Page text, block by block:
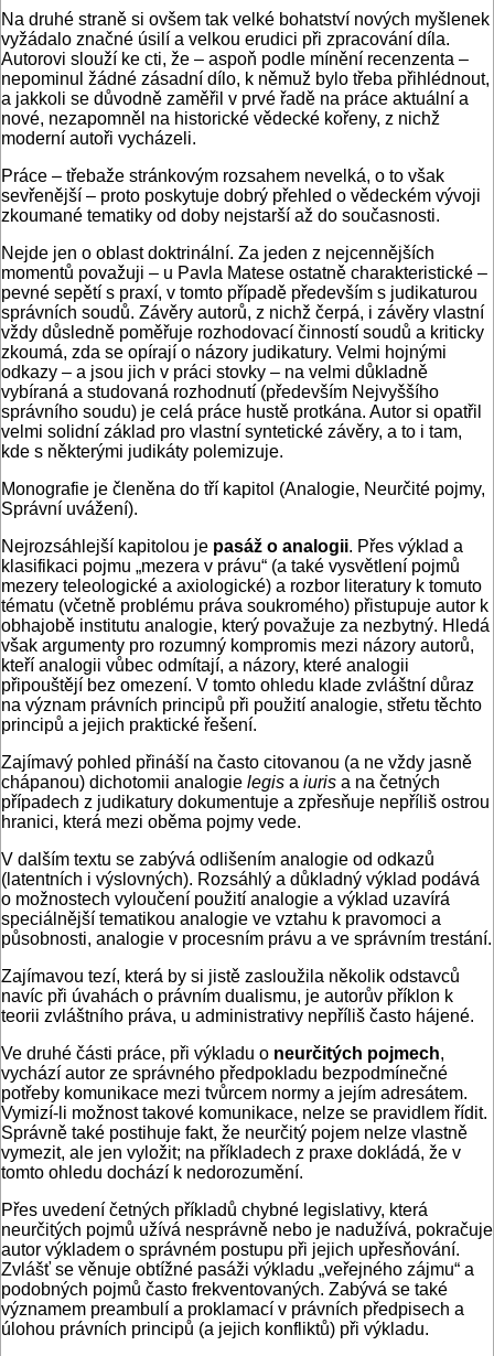
Na druhé straně si ovšem tak velké bohatství nových myšlenek
vyžádalo značné úsilí a velkou erudici při zpracování díla.
Autorovi slouží ke cti, že – aspoň podle mínění recenzenta –
nepominul žádné zásadní dílo, k němuž bylo třeba přihlédnout,
a jakkoli se důvodně zaměřil v prvé řadě na práce aktuální a
nové, nezapomněl na historické vědecké kořeny, z nichž
moderní autoři vycházeli.
Práce – třebaže stránkovým rozsahem nevelká, o to však
sevřenější – proto poskytuje dobrý přehled o vědeckém vývoji
zkoumané tematiky od doby nejstarší až do současnosti.
Nejde jen o oblast doktrinální. Za jeden z nejcennějších
momentů považuji – u Pavla Matese ostatně charakteristické –
pevné sepětí s praxí, v tomto případě především s judikaturou
správních soudů. Závěry autorů, z nichž čerpá, i závěry vlastní
vždy důsledně poměřuje rozhodovací činností soudů a kriticky
zkoumá, zda se opírají o názory judikatury. Velmi hojnými
odkazy – a jsou jich v práci stovky – na velmi důkladně
vybíraná a studovaná rozhodnutí (především Nejvyššího
správního soudu) je celá práce hustě protkána. Autor si opatřil
velmi solidní základ pro vlastní syntetické závěry, a to i tam,
kde s některými judikáty polemizuje.
Monografie je členěna do tří kapitol (Analogie, Neurčité pojmy,
Správní uvážení).
Nejrozsáhlejší kapitolou je pasáž o analogii. Přes výklad a
klasifikaci pojmu „mezera v právu“ (a také vysvětlení pojmů
mezery teleologické a axiologické) a rozbor literatury k tomuto
tématu (včetně problému práva soukromého) přistupuje autor k
obhajobě institutu analogie, který považuje za nezbytný. Hledá
však argumenty pro rozumný kompromis mezi názory autorů,
kteří analogii vůbec odmítají, a názory, které analogii
připouštějí bez omezení. V tomto ohledu klade zvláštní důraz
na význam právních principů při použití analogie, střetu těchto
principů a jejich praktické řešení.
Zajímavý pohled přináší na často citovanou (a ne vždy jasně
chápanou) dichotomii analogie legis a iuris a na četných
případech z judikatury dokumentuje a zpřesňuje nepříliš ostrou
hranici, která mezi oběma pojmy vede.
V dalším textu se zabývá odlišením analogie od odkazů
(latentních i výslovných). Rozsáhlý a důkladný výklad podává
o možnostech vyloučení použití analogie a výklad uzavírá
speciálnější tematikou analogie ve vztahu k pravomoci a
působnosti, analogie v procesním právu a ve správním trestání.
Zajímavou tezí, která by si jistě zasloužila několik odstavců
navíc při úvahách o právním dualismu, je autorův příklon k
teorii zvláštního práva, u administrativy nepříliš často hájené.
Ve druhé části práce, při výkladu o neurčitých pojmech,
vychází autor ze správného předpokladu bezpodmínečné
potřeby komunikace mezi tvůrcem normy a jejím adresátem.
Vymizí-li možnost takové komunikace, nelze se pravidlem řídit.
Správně také postihuje fakt, že neurčitý pojem nelze vlastně
vymezit, ale jen vyložit; na příkladech z praxe dokládá, že v
tomto ohledu dochází k nedorozumění.
Přes uvedení četných příkladů chybné legislativy, která
neurčitých pojmů užívá nesprávně nebo je nadužívá, pokračuje
autor výkladem o správném postupu při jejich upřesňování.
Zvlášť se věnuje obtížné pasáži výkladu „veřejného zájmu“ a
podobných pojmů často frekventovaných. Zabývá se také
významem preambulí a proklamací v právních předpisech a
úlohou právních principů (a jejich konfliktů) při výkladu.